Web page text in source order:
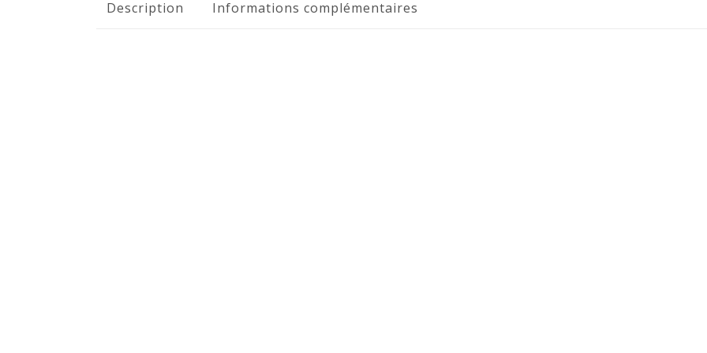
Description Informations complémentaires
Mentions légales